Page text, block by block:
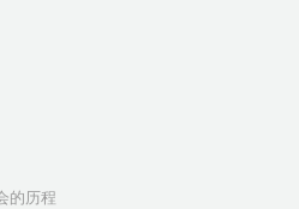
的历程